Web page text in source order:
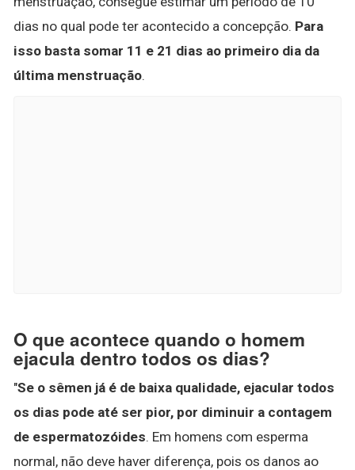
dias no qual pode ter acontecido a concepção. Para
isso basta somar 11 e 21 dias ao primeiro dia da
última menstruação.
O que acontece quando o homem
ejacula dentro todos os dias?
"Se o sêmen já é de baixa qualidade, ejacular todos
os dias pode até ser pior, por diminuir a contagem
de espermatozóides. Em homens com esperma
normal, não deve haver diferença, pois os danos ao